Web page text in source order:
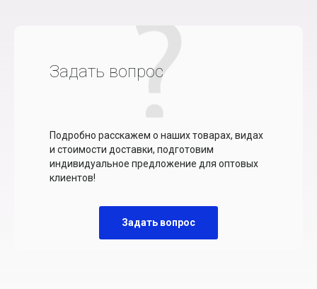
Задать вопрос
Подробно расскажем о наших товарах, видах
и стоимости доставки, подготовим
индивидуальное предложение для оптовых
клиентов!
Задать вопрос